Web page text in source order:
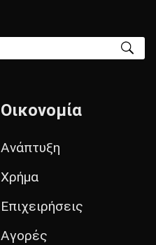
Οικονομία
Ανάπτυξη
Χρήμα
Επιχειρήσεις
Αγορές